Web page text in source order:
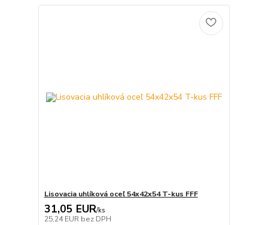
Lisovacia uhlíková oceľ 54x42x54 T-kus FFF
31,05 EUR/ks
25,24 EUR bez DPH